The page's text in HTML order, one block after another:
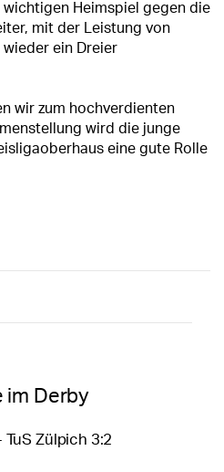
Heimspiel gegen die
mit der Leistung von
ein Dreier
wir zum hochverdienten
wird die junge
eine gute Rolle
im Derby
Zülpich 3:2